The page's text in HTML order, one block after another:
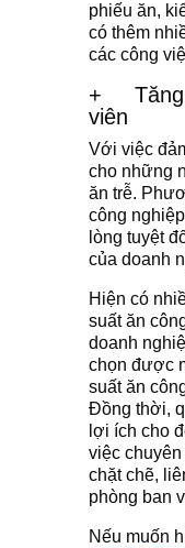
phiếu ăn,
có thêm
các công
+ Tăng
viên
Với việc
cho những
ăn trễ.
công
lòng tuyệt
của doanh
Hiện có
suất ăn
doanh
chọn được
suất ăn
Đồng thời,
lợi ích cho
việc
chặt chẽ,
phòng ban
Nếu muốn